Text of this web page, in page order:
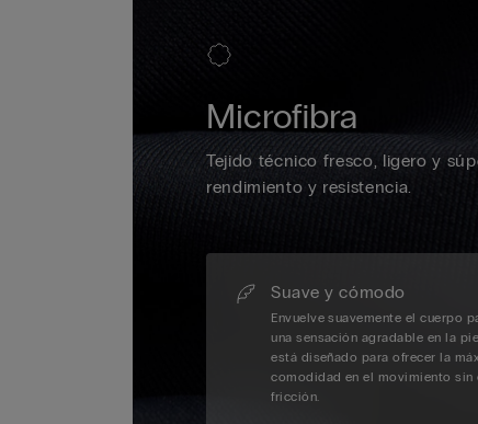
Microfibra
Tejido técnico fresco, ligero y
rendimiento y resistencia.
Suave y cómodo
Envuelve suavemente el cuerpo
una sensación agradable en la
está diseñado para ofrecer la
comodidad en el movimiento sin
fricción.